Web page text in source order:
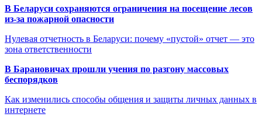
В Беларуси сохраняются ограничения на посещение лесов
из-за пожарной опасности
Нулевая отчетность в Беларуси: почему «пустой» отчет — это
зона ответственности
В Барановичах прошли учения по разгону массовых
беспорядков
Как изменились способы общения и защиты личных данных в
интернете